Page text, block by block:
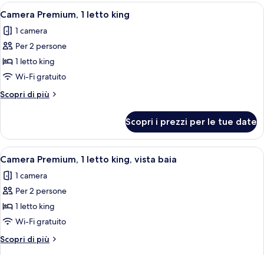
Apri
tutte
le
foto
per
Camera
Premium,
1
king
Una poltrona rossa con un cuscino
12
Camera Premium, 1 letto king
1 camera
Per 2 persone
1 letto king
Wi-Fi gratuito
Scopri di più
Altri
Premium,
letto
Scopri i prezzi per le tue date
Apri
tutte
le
foto
per
Camera
Premium,
1
Una poltrona rossa con un cuscino
13
Camera Premium, 1 letto king, vista baia
1 camera
Per 2 persone
1 letto king
Wi-Fi gratuito
Scopri di più
Altri